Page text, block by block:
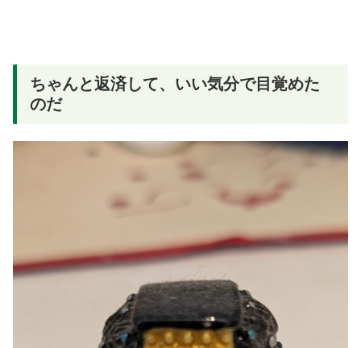
ちゃんと返済して、いい気分で目覚めた
のだ